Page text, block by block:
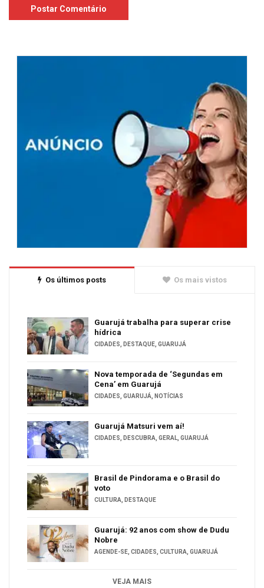
Os últimos posts Os mais vistos
Guarujá trabalha para superar crise
hídrica
CIDADES, DESTAQUE, GUARUJÁ
Nova temporada de ‘Segundas em
Cena’ em Guarujá
CIDADES, GUARUJÁ, NOTÍCIAS
Guarujá Matsuri vem aí!
CIDADES, DESCUBRA, GERAL, GUARUJÁ
Brasil de Pindorama e o Brasil do
voto
CULTURA, DESTAQUE
Guarujá: 92 anos com show de Dudu
Nobre
AGENDE-SE, CIDADES, CULTURA, GUARUJÁ
VEJA MAIS